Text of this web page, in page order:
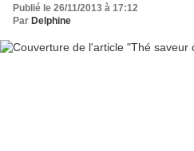
Publié le 26/11/2013 à 17:12
Par Delphine